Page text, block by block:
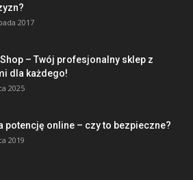
2017
– Twój profesjonalny sklep z
dla każdego!
2025
potencję online – czy to bezpieczne?
2019